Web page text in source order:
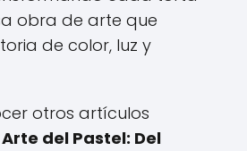
obra de arte que
de color, luz y
otros artículos
Arte del Pastel: Del